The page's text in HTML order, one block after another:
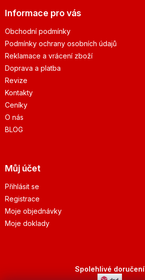
Informace pro vás
Obchodní podmínky
Podmínky ochrany osobních údajů
Reklamace a vrácení zboží
Doprava a platba
Revize
Kontakty
Ceníky
O nás
BLOG
Můj účet
Přihlásit se
Registrace
Moje objednávky
Moje doklady
Spolehlivé doručení